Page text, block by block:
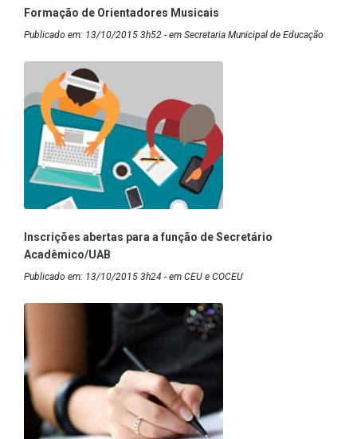
Formação de Orientadores Musicais
Publicado em: 13/10/2015 3h52 - em Secretaria Municipal de Educação
Inscrições abertas para a função de Secretário
Acadêmico/UAB
Publicado em: 13/10/2015 3h24 - em CEU e COCEU